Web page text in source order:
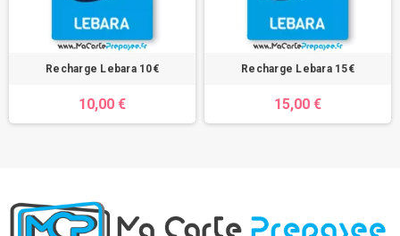
Recharge Lebara 10€
10,00 €
Recharge Lebara 15€
15,00 €